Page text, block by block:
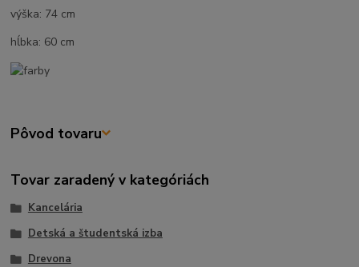
výška: 74 cm
hĺbka: 60 cm
Pôvod tovaru
Tovar zaradený v kategóriách
Kancelária
Detská a študentská izba
Drevona